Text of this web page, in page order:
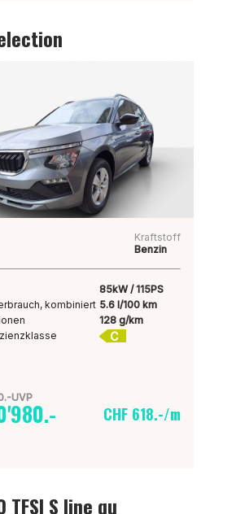
Kraftstoff
Benzin
85kW / 115PS
kombiniert 5.6 l/100 km
128 g/km
C
UVP
CHF 618.-/m
TFSI S line qu